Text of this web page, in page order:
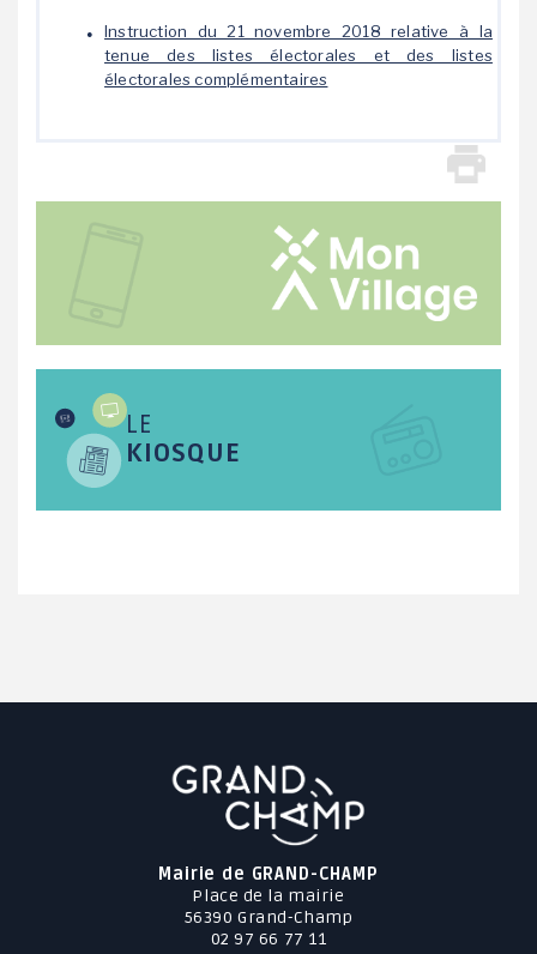
Instruction du 21 novembre 2018 relative à la
tenue des listes électorales et des listes
électorales complémentaires
LE
KIOSQUE
Mairie de GRAND-CHAMP
Place de la mairie
56390 Grand-Champ
02 97 66 77 11